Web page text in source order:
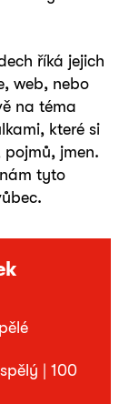
| 100
říká jejich
web, nebo
na téma
které si
jmen.
tyto